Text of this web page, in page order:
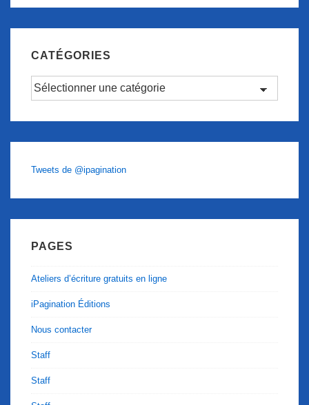
CATÉGORIES
Catégories
Tweets de @ipagination
PAGES
Ateliers d’écriture gratuits en ligne
iPagination Éditions
Nous contacter
Staff
Staff